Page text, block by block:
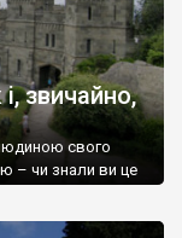
звичайно,
свого
– чи знали ви це